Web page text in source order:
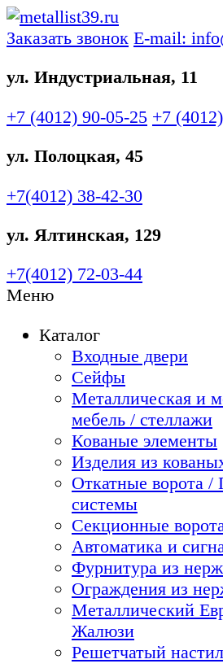
Заказать звонок E-mail:
ул. Индустриальная, 11
+7 (4012) 90-05-25 +7 (4012)
ул. Полоцкая, 45
+7(4012) 38-42-30
ул. Ялтинская, 129
+7(4012) 72-03-44
Меню
Каталог
Входные двери
Сейфы
Металлическая и
мебель / стеллажи
Кованые элементы
Изделия из
Откатные ворота /
системы
Секционные
Автоматика и
Фурнитура из
Ограждения из
Металлический
Жалюзи
Решетчатый настил